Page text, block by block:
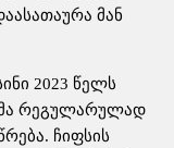
მან
2023 წელს
რეგულარულად
ჩიფსის